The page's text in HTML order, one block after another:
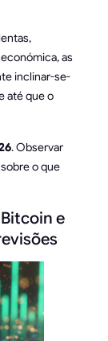
as
inclinar-se-
até que o
. Observar
o que
e